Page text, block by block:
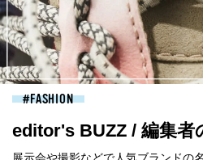
FASHION
editor's BUZZ / 編集者